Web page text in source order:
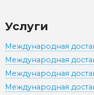
Услуги
Международная
Международная
Международная
Международная